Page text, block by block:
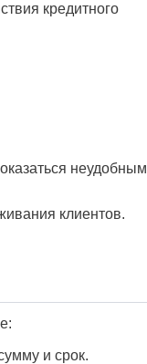
кредитного
неудобным
клиентов.
и срок.